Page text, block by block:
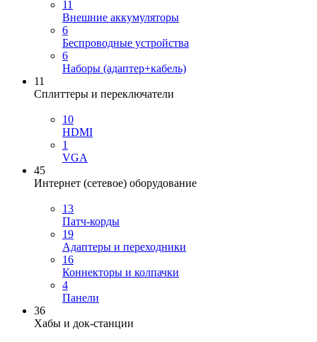
11
Внешние аккумуляторы
6
Беспроводные устройства
6
Наборы (адаптер+кабель)
11
Сплиттеры и переключатели
10
HDMI
1
VGA
45
Интернет (сетевое) оборудование
13
Патч-корды
19
Адаптеры и переходники
16
Коннекторы и колпачки
4
Панели
36
Хабы и док-станции